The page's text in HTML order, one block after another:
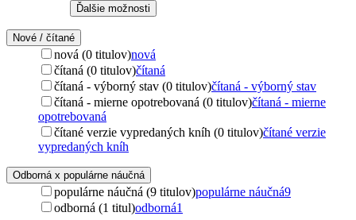
Ďalšie možnosti
Nové / čítané
nová (0 titulov)nová
čítaná (0 titulov)čítaná
čítaná - výborný stav (0 titulov)čítaná - výborný stav
čítaná - mierne opotrebovaná (0 titulov)čítaná - mierne
opotrebovaná
čítané verzie vypredaných kníh (0 titulov)čítané verzie
vypredaných kníh
Odborná x populárne náučná
populárne náučná (9 titulov)populárne náučná9
odborná (1 titul)odborná1